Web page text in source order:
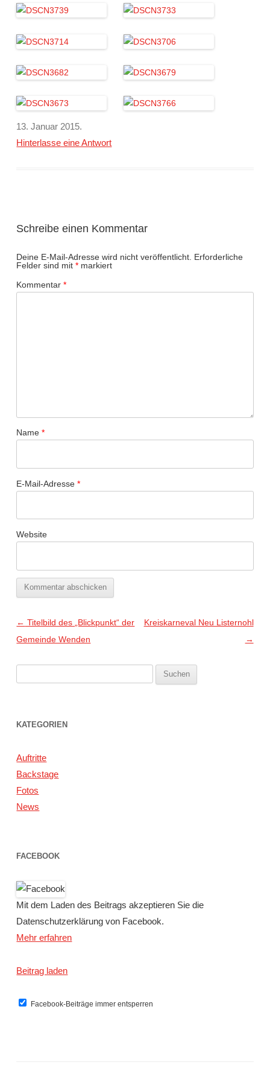
13. Januar 2015.
Hinterlasse eine Antwort
Schreibe einen Kommentar
Deine E-Mail-Adresse wird nicht veröffentlicht. Erforderliche
Felder sind mit* markiert
Kommentar*
Name*
E-Mail-Adresse*
Website
Artikel-Navigation
← Titelbild des „Blickpunkt“ der
Gemeinde Wenden
Kreiskarneval Neu Listernohl
→
KATEGORIEN
Auftritte
Backstage
Fotos
News
FACEBOOK
Mit dem Laden des Beitrags akzeptieren Sie die
Datenschutzerklärung von Facebook.
Mehr erfahren
Beitrag laden
Facebook-Beiträge immer entsperren